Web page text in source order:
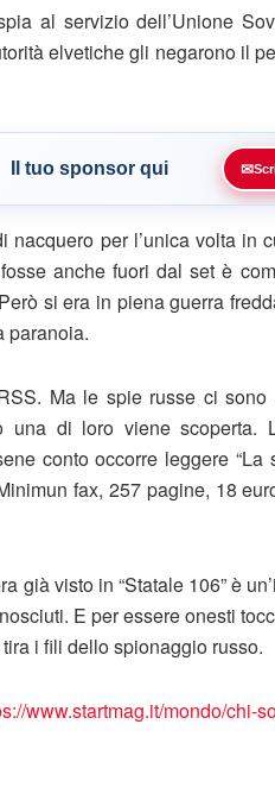
al servizio dell’Unione
elvetiche gli negarono il
Il tuo sponsor qui ✉
per l’unica volta in
anche fuori dal set è
si era in piena guerra
paranoia.
Ma le spie russe ci
di loro viene scoperta.
conto occorre leggere
fax, 257 pagine, 18
già visto in “Statale 106” è
E per essere onesti
i fili dello spionaggio russo.
www.startmag.it/mondo/chi-